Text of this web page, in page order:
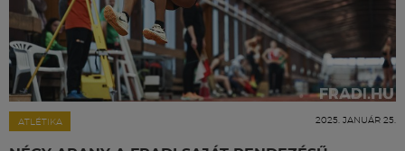
ATLÉTIKA 2025. JANUÁR 25.
FM YouTube +
Hírek
Labdarúgás